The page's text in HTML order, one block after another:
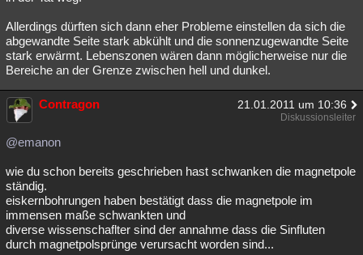
Allerdings dürften sich dann eher Probleme einstellen da sich die
abgewandte Seite stark abkühlt und die sonnenzugewandte Seite
stark erwärmt. Lebenszonen wären dann möglicherweise nur die
Bereiche an der Grenze zwischen hell und dunkel.
Contragon 21.01.2011 um 10:36
Diskussionsleiter
@emanon
wie du schon bereits geschrieben hast schwanken die magnetpole
ständig.
eiskernbohrungen haben bestätigt dass die magnetpole im
immensen maße schwankten und
diverse wissenschaflter sind der annahme dass die Sinfluten
durch magnetpolsprünge verursacht worden sind...